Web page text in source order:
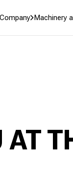
Company Machinery
AT